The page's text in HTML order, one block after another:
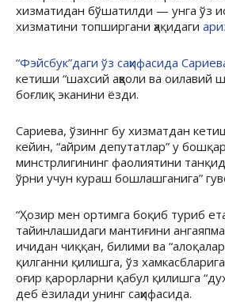
хизматидан бўшатилди — унга ўз
хизматини топширгани ҳақидаги
“Фэйсбук”даги ўз саҳифасида
кетиши “шахсий аҳволи ва оилавий
боғлиқ эканини ёзди.
Сариева, ўзиннг бу хизматдан
кейин, “айрим депутатлар” у
минстрлигининг фаолиятини
ўрни учун кураш бошлашганига”
“Ҳозир мен ортимга боқиб туриб
тайинлашидаги мантиғини
ичидан чиққан, билими ва
қилганни қилишга, ўз
оғир қарорларни қабул қилишга
деб ёзилади унинг саҳифасида.